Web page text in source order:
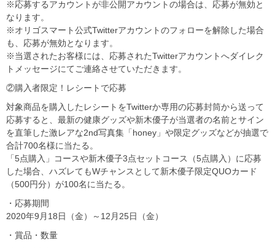
※応募するアカウントが非公開アカウントの場合は、応募が無効と
なります。
※オリゴスマート公式Twitterアカウントのフォローを解除した場合
も、応募が無効となります。
※当選されたお客様には、応募されたTwitterアカウントへダイレク
トメッセージにてご連絡させていただきます。
②購入者限定！レシートで応募
対象商品を購入したレシートをTwitterか専用の応募封筒から送って
応募すると、最新の健康グッズや新木優子が当選者の名前とサイン
を直筆した激レアな2nd写真集「honey」や限定グッズなどが抽選で
合計700名様に当たる。
「5点購入」コースや新木優子3点セットコース（5点購入）に応募
した場合、ハズレてもWチャンスとして新木優子限定QUOカード
（500円分）が100名に当たる。
・応募期間
2020年9月18日（金）～12月25日（金）
・賞品・数量